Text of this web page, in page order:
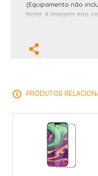
(Equipamento não
Nota: A imagem nao
PRODUTOS